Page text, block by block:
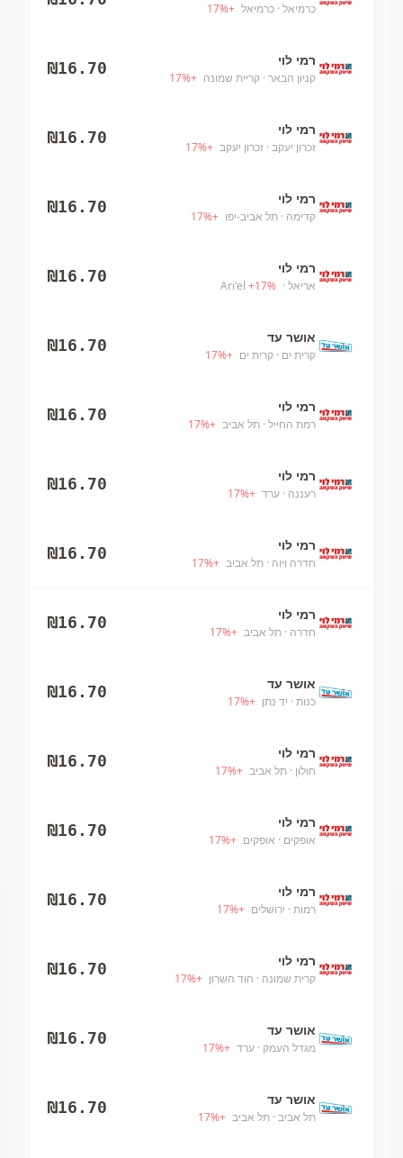
כרמיאל · כרמיאל +
17%
רמי לוי
קניון הבאר · קריית שמונה +
17%
₪16.70
רמי לוי
זכרון יעקב · זכרון יעקב +
17%
₪16.70
רמי לוי
קדימה · תל אביב-יפו +
17%
₪16.70
רמי לוי
אריאל · Ari'el
+17%
₪16.70
אושר עד
קרית ים · קרית ים +
17%
₪16.70
רמי לוי
רמת החייל · תל אביב +
17%
₪16.70
רמי לוי
רעננה · ערד +
17%
₪16.70
רמי לוי
חדרה ויוה · תל אביב +
17%
₪16.70
רמי לוי
חדרה · תל אביב +
17%
₪16.70
אושר עד
כנות · יד נתן +
17%
₪16.70
רמי לוי
חולון · תל אביב +
17%
₪16.70
רמי לוי
אופקים · אופקים +
17%
₪16.70
רמי לוי
רמות · ירושלים +
17%
₪16.70
רמי לוי
קרית שמונה · הוד השרון +
17%
₪16.70
אושר עד
מגדל העמק · ערד +
17%
₪16.70
אושר עד
תל אביב · תל אביב +
17%
₪16.70